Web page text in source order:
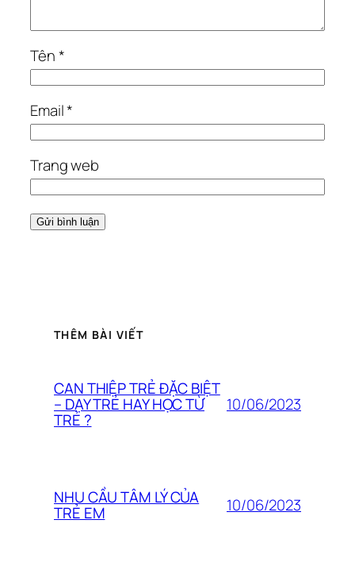
Tên*
Email*
Trang web
THÊM BÀI VIẾT
CAN THIỆP TRẺ ĐẶC BIỆT
– DẠY TRẺ HAY HỌC TỪ
TRẺ ?
10/06/2023
NHU CẦU TÂM LÝ CỦA
TRẺ EM 10/06/2023